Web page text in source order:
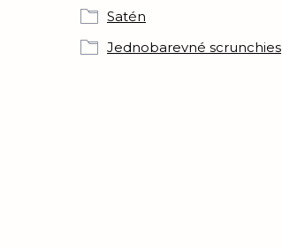
Satén
Jednobarevné scrunchies